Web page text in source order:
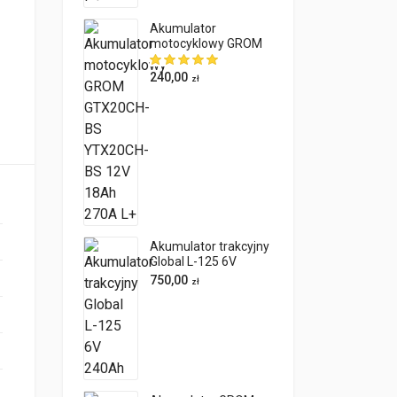
Akumulator
motocyklowy GROM
GTX20CH-BS
YTX20CH-BS 12V
240,00 zł
Akumulator trakcyjny
Global L-125 6V
240Ah
750,00 zł